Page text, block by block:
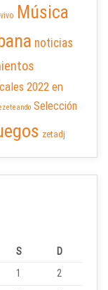
Música
noticias
2022 en
Selección
zetadj
S
D
1
2